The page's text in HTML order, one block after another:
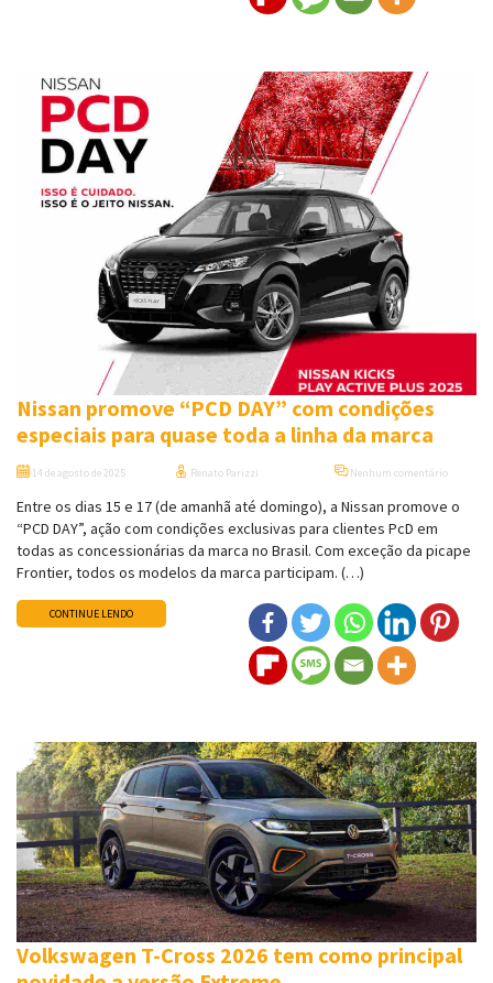
Nissan promove “PCD DAY” com condições
especiais para quase toda a linha da marca
14 de agosto de 2025 Renato Parizzi Nenhum comentário
Entre os dias 15 e 17 (de amanhã até domingo), a Nissan promove o
“PCD DAY”, ação com condições exclusivas para clientes PcD em
todas as concessionárias da marca no Brasil. Com exceção da picape
Frontier, todos os modelos da marca participam. (…)
CONTINUE LENDO
Volkswagen T-Cross 2026 tem como principal